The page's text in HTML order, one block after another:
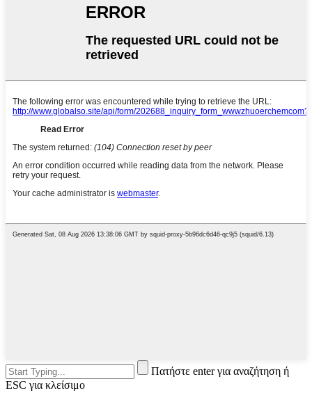
Πατήστε enter για αναζήτηση ή
ESC για κλείσιμο